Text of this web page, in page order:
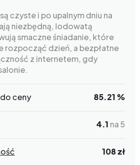
czyste i po upalnym dniu na
niezbędną, lodowatą
smaczne śniadanie, które
rozpocząć dzień, a bezpłatne
z internetem, gdy
ceny 85.21 %
4.1 na 5
108 zł